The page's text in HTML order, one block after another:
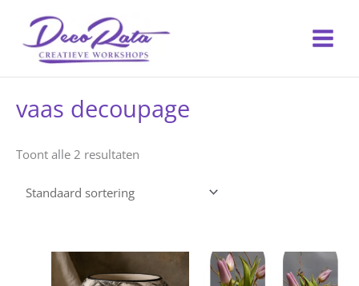
vaas decoupage
Toont alle 2 resultaten